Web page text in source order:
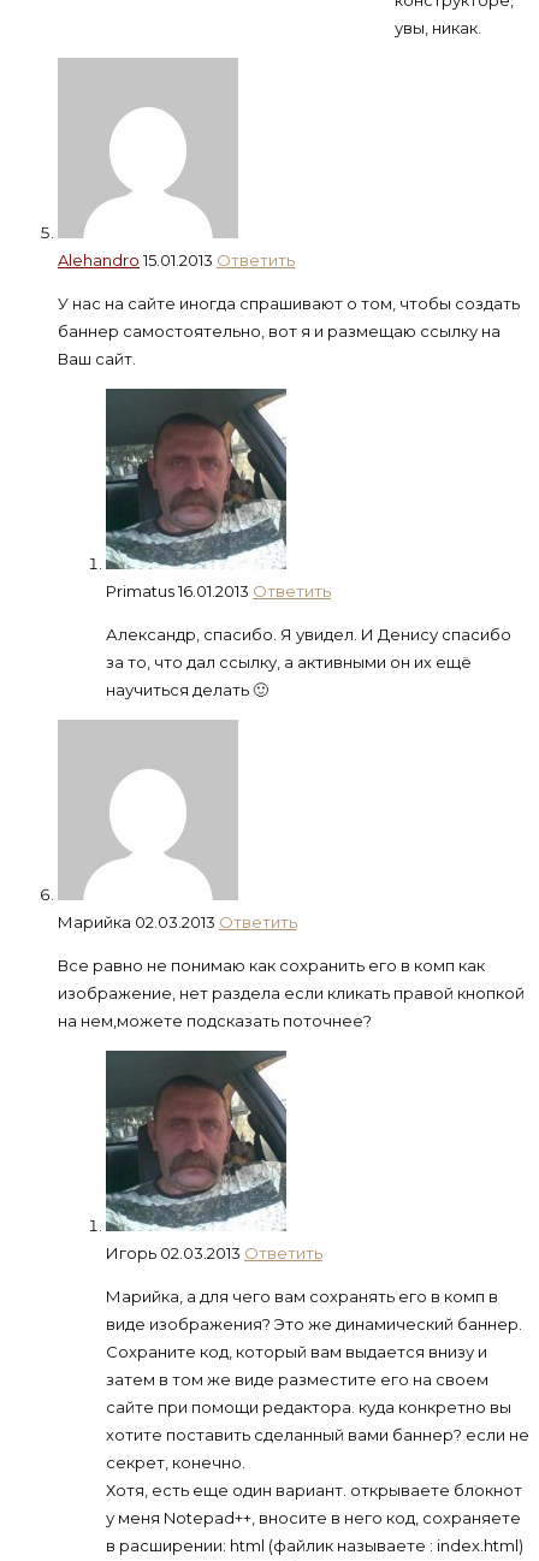
увы, никак.
Alehandro 15.01.2013 Ответить
У нас на сайте иногда спрашивают о том, чтобы создать
баннер самостоятельно, вот я и размещаю ссылку на
Ваш сайт.
Primatus16.01.2013 Ответить
Александр, спасибо. Я увидел. И Денису спасибо
за то, что дал ссылку, а активными он их ещё
научиться делать 🙂
Марийка 02.03.2013 Ответить
Все равно не понимаю как сохранить его в комп как
изображение, нет раздела если кликать правой кнопкой
на нем,можете подсказать поточнее?
Игорь 02.03.2013 Ответить
Марийка, а для чего вам сохранять его в комп в
виде изображения? Это же динамический баннер.
Сохраните код, который вам выдается внизу и
затем в том же виде разместите его на своем
сайте при помощи редактора. куда конкретно вы
хотите поставить сделанный вами баннер? если не
секрет, конечно.
Хотя, есть еще один вариант. открываете блокнот
у меня Notepad++, вносите в него код, сохраняете
в расширении: html (файлик называете : index.html)